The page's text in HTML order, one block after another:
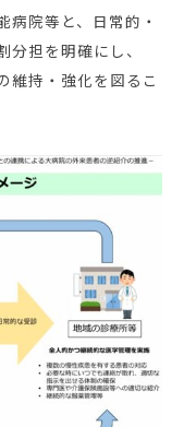
病院等と、日常的・
担を明確にし、
維持・強化を図るこ